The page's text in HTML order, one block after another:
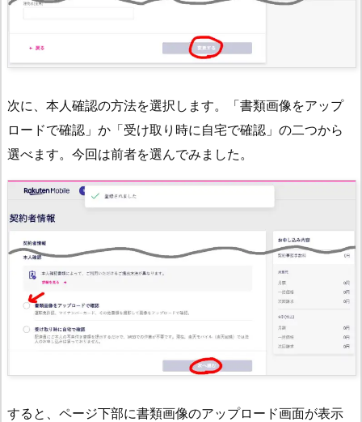
次に、本人確認の方法を選択します。「書類画像をアップ
ロードで確認」か「受け取り時に自宅で確認」の二つから
選べます。今回は前者を選んでみました。
すると、ページ下部に書類画像のアップロード画面が表示